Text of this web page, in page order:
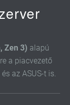
Zen 3) alapú
a piacvezető
az ASUS-t is.